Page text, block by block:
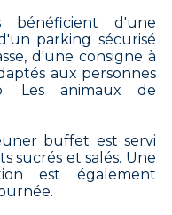
bénéficient d'une
parking sécurisé
d'une consigne à
aux personnes
Les animaux de
buffet est servi
sucrés et salés. Une
est également